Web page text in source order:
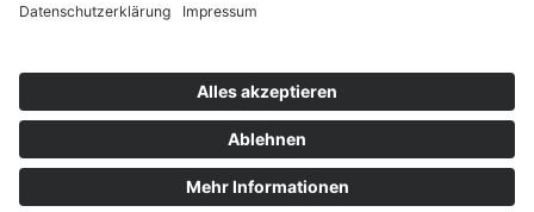
Impressum|Datenschutz|Barrierefreiheitserklärung
Mutige Mutmacher*innen gesucht!
Komm zu den mutigen Mutmacher*innen.